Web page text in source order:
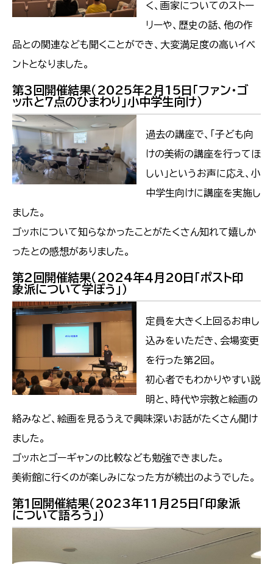
く、画家についてのストー
リーや、歴史の話、他の作
品との関連なども聞くことができ、大変満足度の高いイベ
ントとなりました。
第３回開催結果（2025年２月15日「ファン・ゴ
ッホと７点のひまわり」小中学生向け）
過去の講座で、「子ども向
けの美術の講座を行ってほ
しい」というお声に応え、小
中学生向けに講座を実施し
ました。
ゴッホについて知らなかったことがたくさん知れて嬉しか
ったとの感想がありました。
第２回開催結果（2024年４月20日「ポスト印
象派について学ぼう」）
定員を大きく上回るお申し
込みをいただき、会場変更
を行った第２回。
初心者でもわかりやすい説
明と、時代や宗教と絵画の
絡みなど、絵画を見るうえで興味深いお話がたくさん聞け
ました。
ゴッホとゴーギャンの比較なども勉強できました。
美術館に行くのが楽しみになった方が続出のようでした。
第１回開催結果（2023年11月25日「印象派
について語ろう」）